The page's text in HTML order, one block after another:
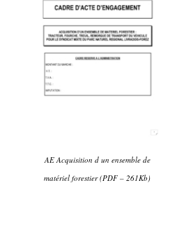
AE Acquisition d un ensemble de
matériel forestier (PDF – 261Kb)